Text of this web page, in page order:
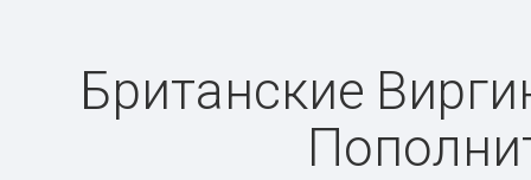
Британские